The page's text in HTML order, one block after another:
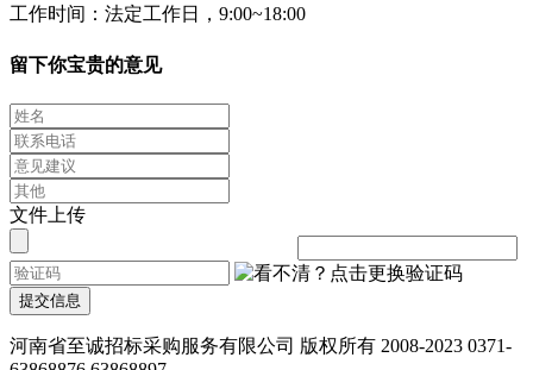
工作时间：法定工作日，9:00~18:00
留下你宝贵的意见
文件上传
提交信息
河南省至诚招标采购服务有限公司 版权所有 2008-2023 0371-